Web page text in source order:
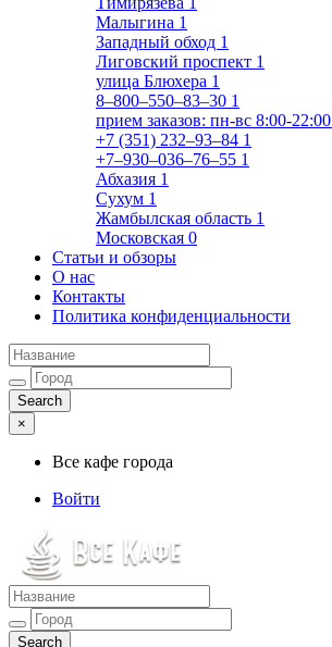
Малыгина 1
Западный обход 1
Лиговский проспект 1
улица Блюхера 1
8‒800‒550‒83‒30 1
прием заказов: пн-вс 8:00-22:00
+7 (351) 232‒93‒84 1
+7‒930‒036‒76‒55 1
Абхазия 1
Сухум 1
Жамбылская область 1
Московская 0
Статьи и обзоры
О нас
Контакты
Политика конфиденциальности
×
Все кафе города
Войти
Все кафе города
Каталог хороших кафе